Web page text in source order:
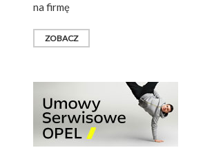
na firmę
ZOBACZ